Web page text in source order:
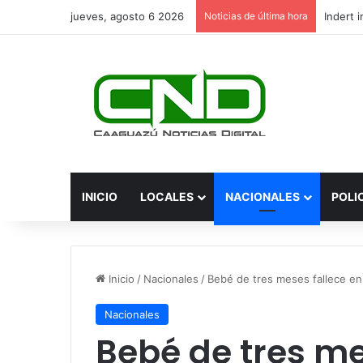
jueves, agosto 6 2026 Noticias de última hora
INICIO LOCALES NACIONALES
Inicio / Nacionales / Bebé de tres meses fallece
Nacionales
Bebé de tres